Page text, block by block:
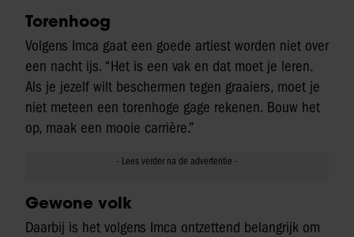
Torenhoog
Volgens Imca gaat een goede artiest worden niet over
een nacht ijs. “Het is een vak en dat moet je leren.
Als je jezelf wilt beschermen tegen graaiers, moet je
niet meteen een torenhoge gage rekenen. Bouw het
op, maak een mooie carrière.”
Gewone volk
Daarbij is het volgens Imca ontzettend belangrijk om